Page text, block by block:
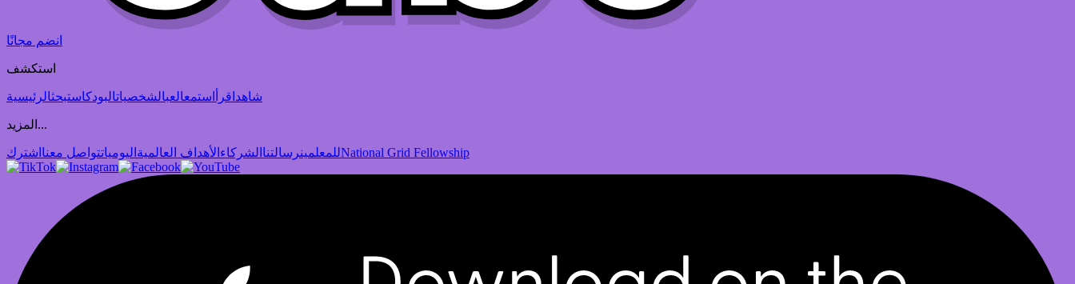
انضم مجانًا
استكشف
شاهد اقرأ استمعالعبالشخصياتالبودكاستبحثالرئيسية
المزيد...
للمعلمينرسالتنا الشركاء الأهداف العالمية اليومياتتواصل معنا اشترك National Grid Fellowship